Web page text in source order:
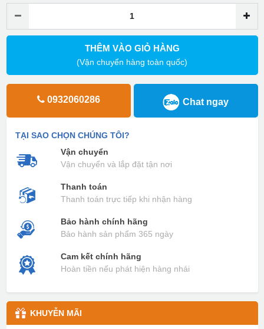
THÊM VÀO GIỎ HÀNG
(Vận chuyển hàng toàn quốc)
0932060286 Chat ngay
TẠI SAO CHỌN CHÚNG TÔI?
Vận chuyển
Vận chuyển và lắp đặt tận nơi
Thanh toán
Thanh toán trực tiếp khi nhận hàng
Bảo hành chính hãng
Bảo hành sản phẩm 365 ngày
Cam kết chính hãng
Hoàn tiền nếu phát hiện hàng nhái
KHUYỄN MÃI